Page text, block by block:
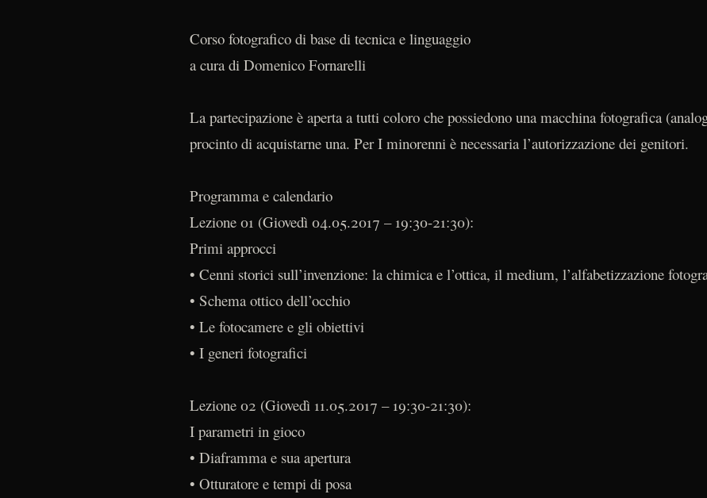
Corso fotografico di base di tecnica e linguaggio
a cura di Domenico Fornarelli
La partecipazione è aperta a tutti coloro che possiedono una macchina fotografica
procinto di acquistarne una. Per I minorenni è necessaria l’autorizzazione dei genitori.
Programma e calendario
Lezione 01 (Giovedì 04.05.2017 – 19:30-21:30):
Primi approcci
• Cenni storici sull’invenzione: la chimica e l’ottica, il medium, l’alfabetizzazione
• Schema ottico dell’occhio
• Le fotocamere e gli obiettivi
• I generi fotografici
Lezione 02 (Giovedì 11.05.2017 – 19:30-21:30):
I parametri in gioco
• Diaframma e sua apertura
• Otturatore e tempi di posa